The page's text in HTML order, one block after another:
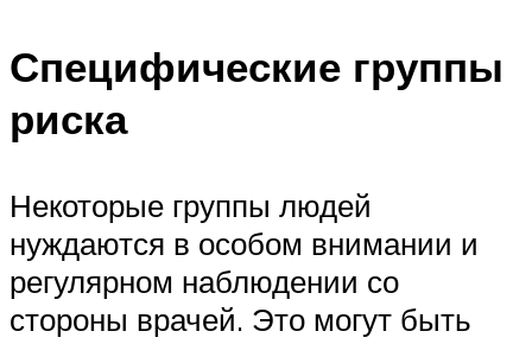
Специфические группы
риска
Некоторые группы людей
нуждаются в особом внимании и
регулярном наблюдении со
стороны врачей. Это могут быть